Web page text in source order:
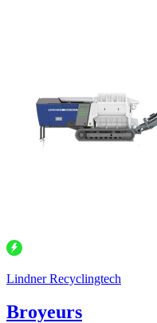
Lindner Recyclingtech
Broyeurs